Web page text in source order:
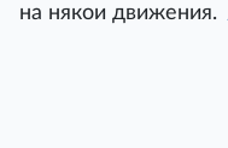
на някои движения.